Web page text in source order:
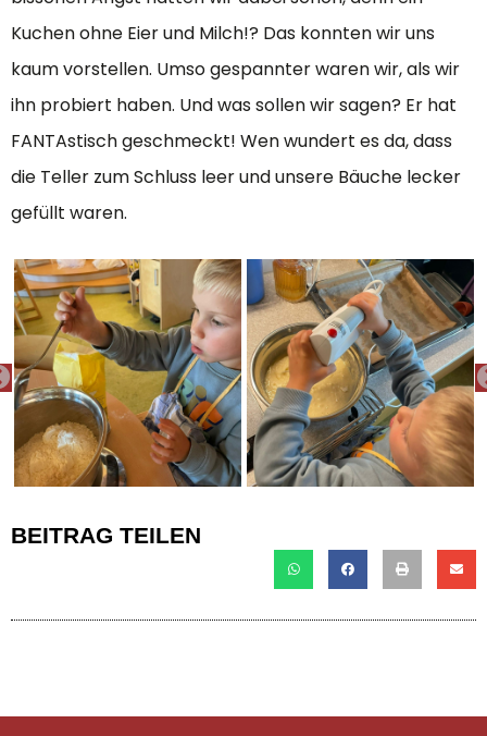
Kuchen ohne Eier und Milch!? Das konnten wir uns
kaum vorstellen. Umso gespannter waren wir, als wir
ihn probiert haben. Und was sollen wir sagen? Er hat
FANTAstisch geschmeckt! Wen wundert es da, dass
die Teller zum Schluss leer und unsere Bäuche lecker
gefüllt waren.
PREVIOUS
BEITRAG TEILEN